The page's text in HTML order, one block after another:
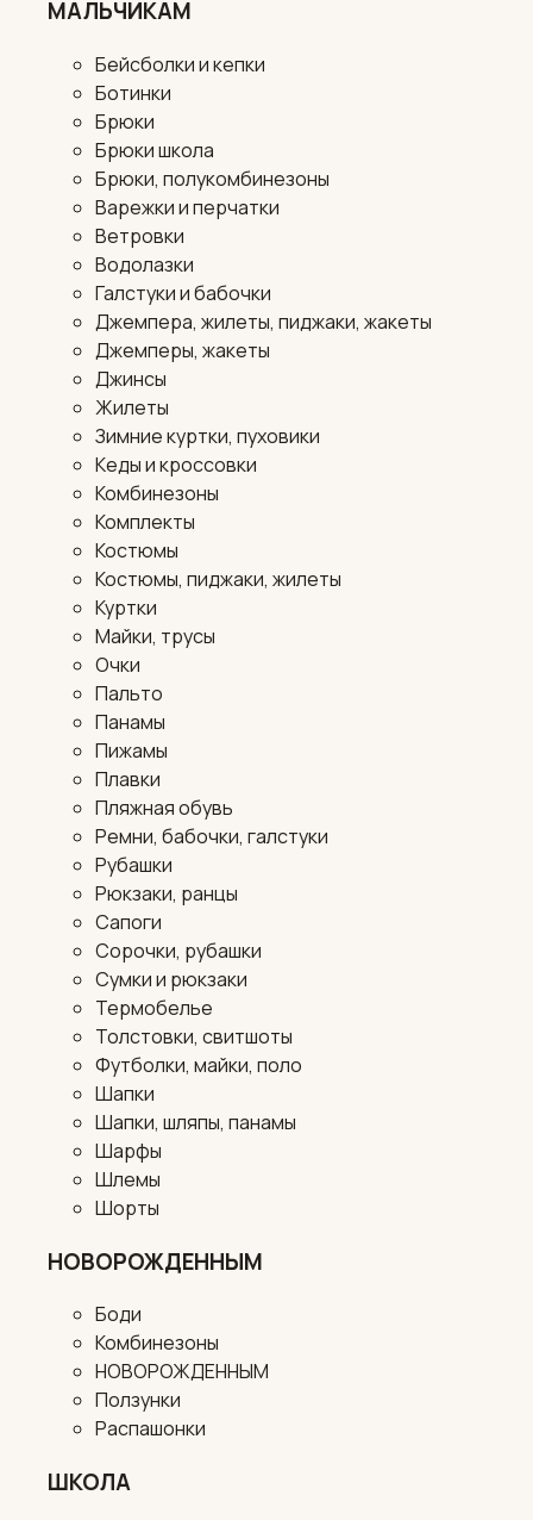
МАЛЬЧИКАМ
Бейсболки и кепки
Ботинки
Брюки
Брюки школа
Брюки, полукомбинезоны
Варежки и перчатки
Ветровки
Водолазки
Галстуки и бабочки
Джемпера, жилеты, пиджаки, жакеты
Джемперы, жакеты
Джинсы
Жилеты
Зимние куртки, пуховики
Кеды и кроссовки
Комбинезоны
Комплекты
Костюмы
Костюмы, пиджаки, жилеты
Куртки
Майки, трусы
Очки
Пальто
Панамы
Пижамы
Плавки
Пляжная обувь
Ремни, бабочки, галстуки
Рубашки
Рюкзаки, ранцы
Сапоги
Сорочки, рубашки
Сумки и рюкзаки
Термобелье
Толстовки, свитшоты
Футболки, майки, поло
Шапки
Шапки, шляпы, панамы
Шарфы
Шлемы
Шорты
НОВОРОЖДЕННЫМ
Боди
Комбинезоны
НОВОРОЖДЕННЫМ
Ползунки
Распашонки
ШКОЛА